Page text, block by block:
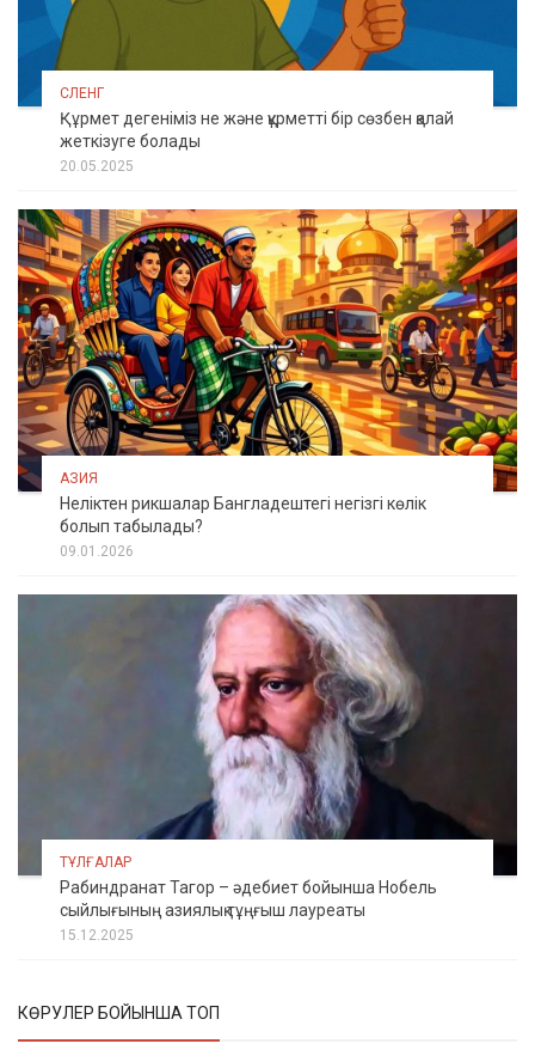
СЛЕНГ
Құрмет дегеніміз не және құрметті бір сөзбен қалай
жеткізуге болады
20.05.2025
АЗИЯ
Неліктен рикшалар Бангладештегі негізгі көлік
болып табылады?
09.01.2026
ТҰЛҒАЛАР
Рабиндранат Тагор – әдебиет бойынша Нобель
сыйлығының азиялық тұңғыш лауреаты
15.12.2025
КӨРУЛЕР БОЙЫНША ТОП